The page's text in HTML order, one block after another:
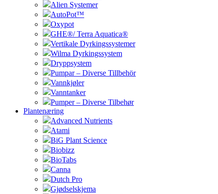
Alien Systemer
AutoPot™
Oxypot
GHE®/ Terra Aquatica®
Vertikale Dyrkingssystemer
Wilma Dyrkingssystem
Dryppsystem
Pumpar – Diverse Tillbehör
Vannkjøler
Vanntanker
Pumper – Diverse Tilbehør
Plantenæring
Advanced Nutrients
Atami
BiG Plant Science
Biobizz
BioTabs
Canna
Dutch Pro
Gjødselskjema